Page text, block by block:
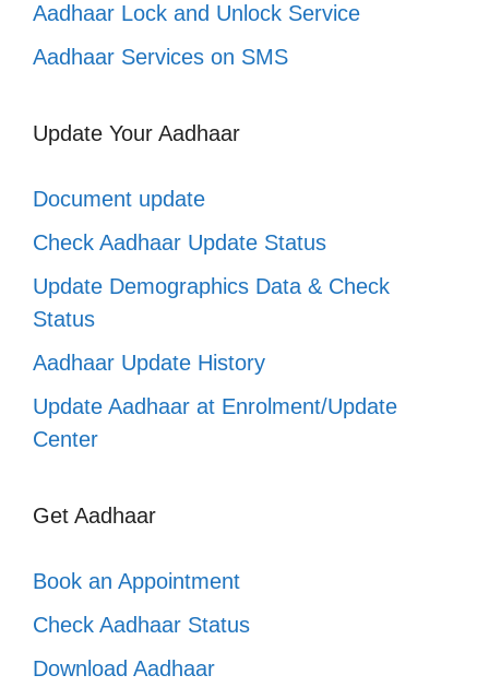
Aadhaar Lock and Unlock Service
Aadhaar Services on SMS
Update Your Aadhaar
Document update
Check Aadhaar Update Status
Update Demographics Data & Check
Status
Aadhaar Update History
Update Aadhaar at Enrolment/Update
Center
Get Aadhaar
Book an Appointment
Check Aadhaar Status
Download Aadhaar